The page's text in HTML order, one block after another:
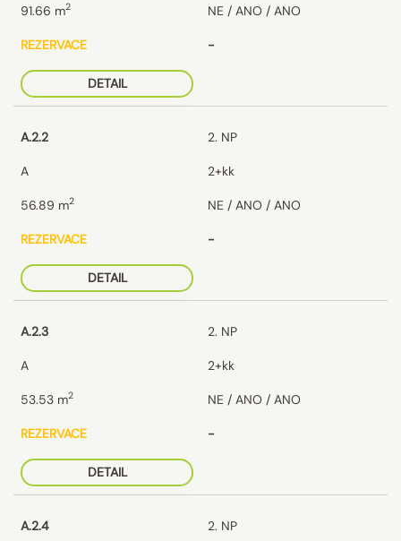
91.66 m2 NE / ANO / ANO
REZERVACE -
DETAIL
A.2.2 2. NP
A 2+kk
56.89 m2 NE / ANO / ANO
REZERVACE -
DETAIL
A.2.3 2. NP
A 2+kk
53.53 m2 NE / ANO / ANO
REZERVACE -
DETAIL
A.2.4 2. NP